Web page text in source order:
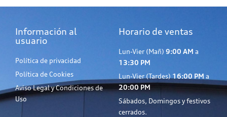
Información al
usuario
Política de privacidad
Política de Cookies
Aviso Legal y Condiciones de
Uso
Horario de ventas
Lun-Vier (Mañ) 9:00 AM a
13:30 PM
Lun-Vier (Tardes)16:00 PM a
20:00 PM
Sábados, Domingos y festivos
cerrados.